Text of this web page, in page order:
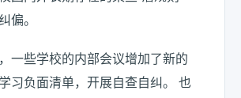
偏。
一些学校的内部会议增加了新的
习负面清单，开展自查自纠。 也